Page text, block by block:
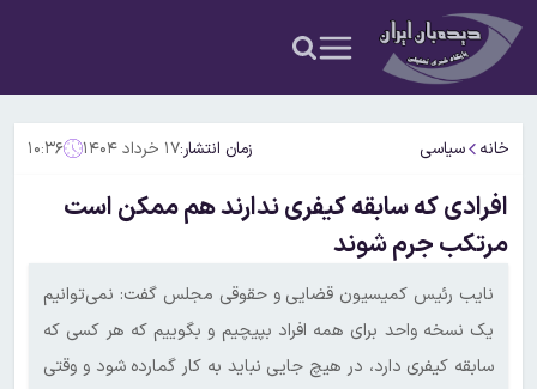
خانه سیاسی زمان انتشار:۱۷ خرداد ۱۴۰۴ ۱۰:۳۶
افرادی که سابقه کیفری ندارند هم ممکن است
مرتکب جرم شوند
نایب رئیس کمیسیون قضایی و حقوقی مجلس گفت: نمی‌توانیم
یک نسخه واحد برای همه افراد بپیچیم و بگوییم که هر کسی که
سابقه کیفری دارد، در هیچ جایی نباید به کار گمارده شود و وقتی